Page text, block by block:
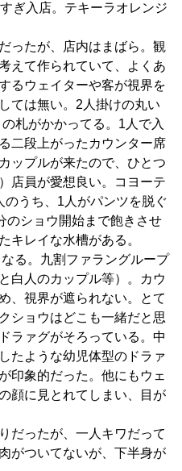
ぎ入店。テキーラオレンジ
ったが、店内はまばら。観
えて作られていて、よくあ
るウェイターや客が視界を
ては無い。2人掛けの丸い
札がかかってる。1人で入
二段上がったカウンター席
ップルが来たので、ひとつ
店員が愛想良い。コヨーテ
うち、1人がパンツを脱ぐ
のショウ開始まで飽きさせ
キレイな水槽がある。
る。九割ファラングループ
白人のカップル等）。カウ
、視界が遮られない。とて
ショウはどこも一緒だと思
ラァグがそろっている。中
たような幼児体型のドラァ
印象的だった。他にもウェ
顔に見とれてしまい、目が
だったが、一人キワだって
がついてないが、下半身が